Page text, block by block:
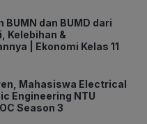
BUMN dan BUMD dari
Kelebihan &
| Ekonomi Kelas 11
Mahasiswa Electrical
Engineering NTU
Season 3